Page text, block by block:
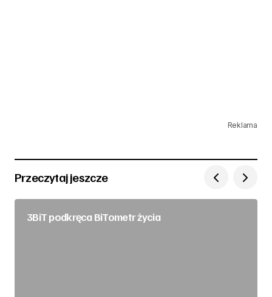
Reklama
Przeczytaj jeszcze
3BiT podkręca BiTometr życia